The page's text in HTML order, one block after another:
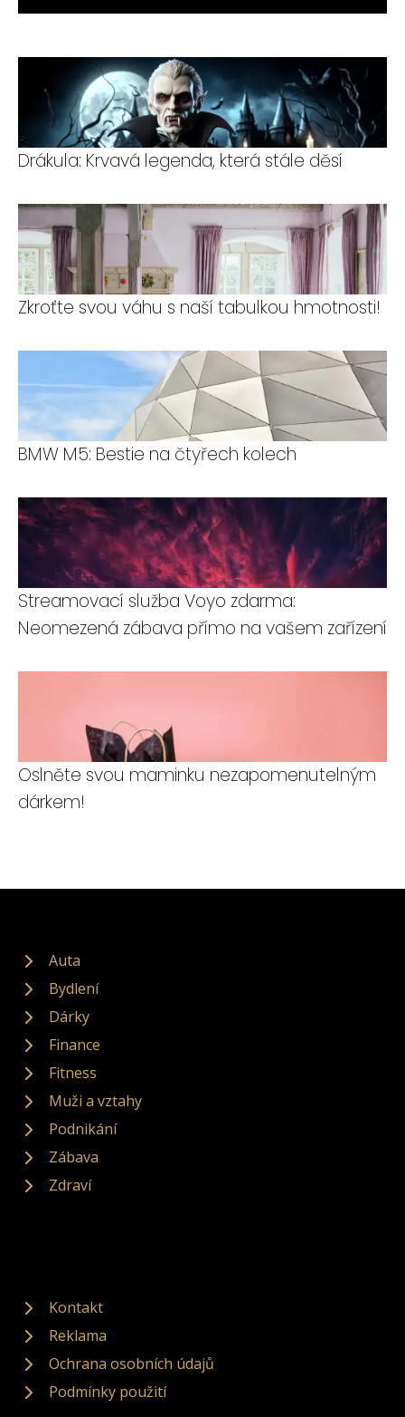
Drákula: Krvavá legenda, která stále děsí
Zkroťte svou váhu s naší tabulkou hmotnosti!
BMW M5: Bestie na čtyřech kolech
Streamovací služba Voyo zdarma:
Neomezená zábava přímo na vašem zařízení
Oslněte svou maminku nezapomenutelným
dárkem!
Auta
Bydlení
Dárky
Finance
Fitness
Muži a vztahy
Podnikání
Zábava
Zdraví
Kontakt
Reklama
Ochrana osobních údajů
Podmínky použití